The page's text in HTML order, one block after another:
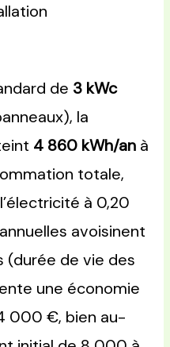
de 3 kWc
la
4 860 kWh/an à
totale,
à 0,20
avoisinent
(durée de vie des
une économie
000 €, bien au-